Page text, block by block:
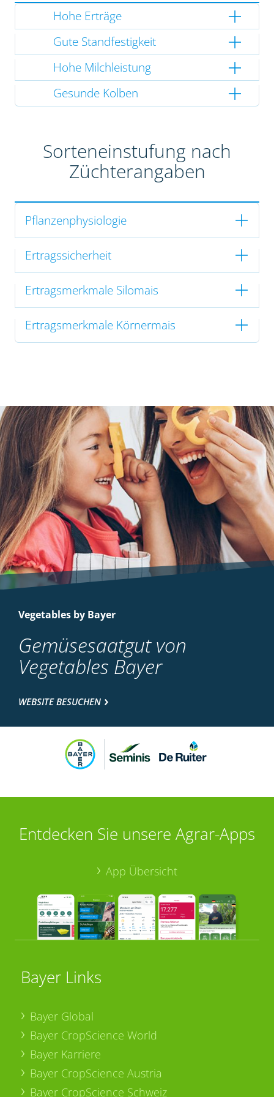
Hohe Erträge
Gute Standfestigkeit
Hohe Milchleistung
Gesunde Kolben
Sorteneinstufung nach
Züchterangaben
Pflanzenphysiologie
Ertragssicherheit
Ertragsmerkmale Silomais
Ertragsmerkmale Körnermais
Vegetables by Bayer
Gemüsesaatgut von
Vegetables Bayer
WEBSITE BESUCHEN
Entdecken Sie unsere Agrar-Apps
App Übersicht
Bayer Links
Bayer Global
Bayer CropScience World
Bayer Karriere
Bayer CropScience Austria
Bayer CropScience Schweiz